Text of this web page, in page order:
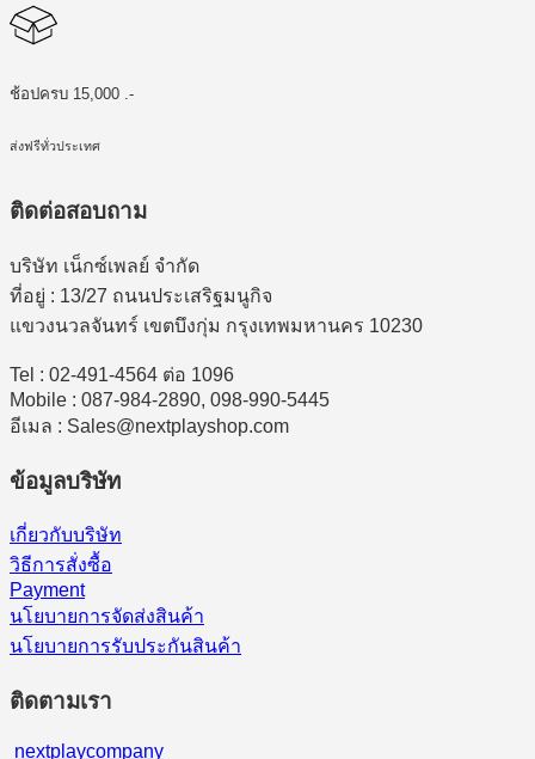
ช้อปครบ 15,000 .-
ส่งฟรีทั่วประเทศ
ติดต่อสอบถาม
บริษัท เน็กซ์เพลย์ จำกัด
ที่อยู่ : 13/27 ถนนประเสริฐมนูกิจ
แขวงนวลจันทร์ เขตบึงกุ่ม กรุงเทพมหานคร 10230
Tel : 02-491-4564 ต่อ 1096
Mobile : 087-984-2890, 098-990-5445
อีเมล : Sales@nextplayshop.com
ข้อมูลบริษัท
เกี่ยวกับบริษัท
วิธีการสั่งซื้อ
Payment
นโยบายการจัดส่งสินค้า
นโยบายการรับประกันสินค้า
ติดตามเรา
nextplaycompany